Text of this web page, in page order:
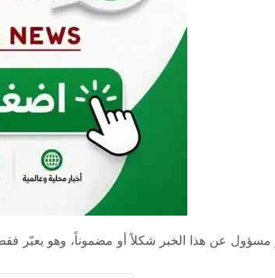
مسؤول عن هذا الخبر شكلاً أو مضموناً، وهو يعبّر